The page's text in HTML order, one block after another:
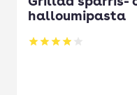
halloumipasta
Betyg: 3.92 av 5